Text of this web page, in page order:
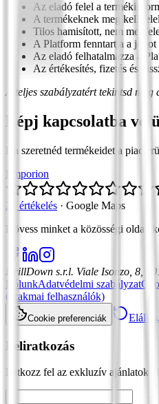
Az eladó felel a
A termékeknek meg kell
Tilos hamisított, nem
A Platform fenntartja a jogot
Az eladó felhatalmazza a
Az értékesítés, fizetés és
A teljes szabályzatért tekintsd meg
Lépj kapcsolatba
Ha szeretnéd termékeidet a
Emporion
21 értékelés · Google Maps
Kövess minket a közösségi
DrillDown s.r.l. Viale Isonzo, 8,
RólunkAdatvédelmi szabályzat
(szakmai felhasználók)
Cookie preferenciák
Feliratkozás
Iratkozz fel az exkluzív ajánlatok